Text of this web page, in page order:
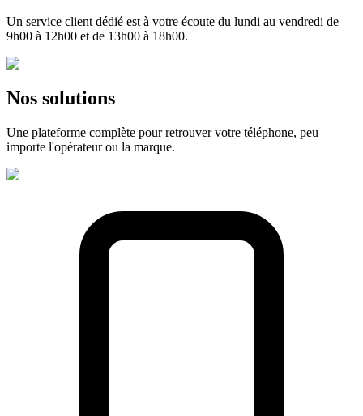
Un service client dédié est à votre écoute du lundi au vendredi de
9h00 à 12h00 et de 13h00 à 18h00.
Nos solutions
Une plateforme complète pour retrouver votre téléphone, peu
importe l'opérateur ou la marque.